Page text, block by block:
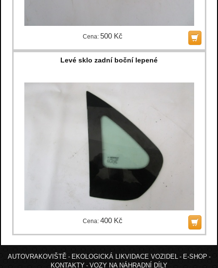
Cena: 500 Kč
Levé sklo zadní boční lepené
Cena: 400 Kč
AUTOVRAKOVIŠTĚ - EKOLOGICKÁ LIKVIDACE VOZIDEL - E-SHOP -
KONTAKTY - VOZY NA NÁHRADNÍ DÍLY